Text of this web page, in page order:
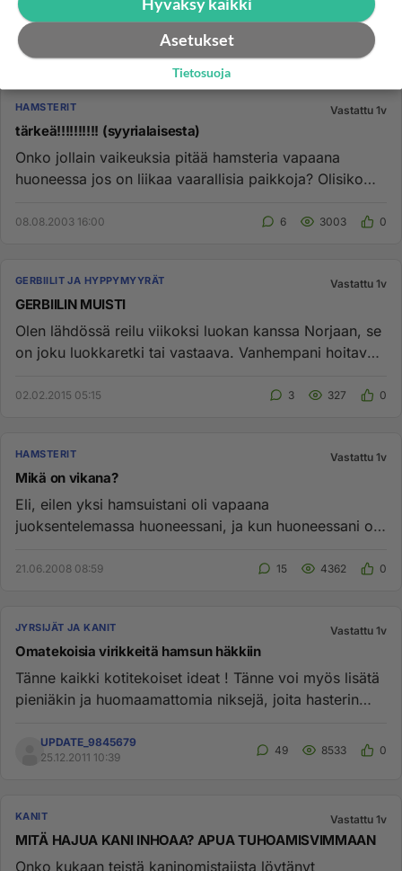
HAMSTERIT Vastattu 1v
tärkeä!!!!!!!!!! (syyrialaisesta)
Onko jollain vaikeuksia pitää hamsteria vapaana
huoneessa jos on liikaa vaarallisia paikkoja? Olisiko
08.08.2003 16:00 6 3003 0
GERBIILIT JA HYPPYMYYRÄT Vastattu 1v
GERBIILIN MUISTI
Olen lähdössä reilu viikoksi luokan kanssa Norjaan, se
on joku luokkaretki tai vastaava. Vanhempani hoitavat
02.02.2015 05:15 3 327 0
HAMSTERIT Vastattu 1v
Mikä on vikana?
Eli, eilen yksi hamsuistani oli vapaana
juoksentelemassa huoneessani, ja kun huoneessani on
21.06.2008 08:59 15 4362 0
JYRSIJÄT JA KANIT Vastattu 1v
Omatekoisia virikkeitä hamsun häkkiin
Tänne kaikki kotitekoiset ideat ! Tänne voi myös lisätä
pieniäkin ja huomaamattomia niksejä, joita hasterin
UPDATE_9845679
25.12.2011 10:39
49 8533 0
KANIT Vastattu 1v
MITÄ HAJUA KANI INHOAA? APUA TUHOAMISVIMMAAN
Onko kukaan teistä kaninomistajista löytänyt
Asetukset
Tietosuoja